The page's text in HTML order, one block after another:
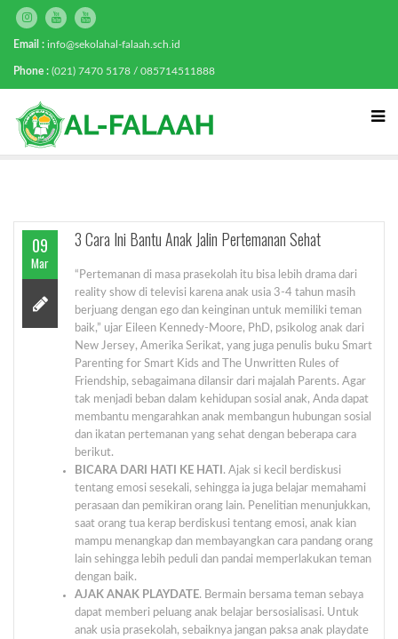
Email : info@sekolahal-falaah.sch.id
Phone : (021) 7470 5178 / 085714511888
09
Mar
3 Cara Ini Bantu Anak Jalin Pertemanan Sehat
“Pertemanan di masa prasekolah itu bisa lebih drama dari
reality show di televisi karena anak usia 3-4 tahun masih
berjuang dengan ego dan keinginan untuk memiliki teman
baik,” ujar Eileen Kennedy-Moore, PhD, psikolog anak dari
New Jersey, Amerika Serikat, yang juga penulis buku Smart
Parenting for Smart Kids and The Unwritten Rules of
Friendship, sebagaimana dilansir dari majalah Parents. Agar
tak menjadi beban dalam kehidupan sosial anak, Anda dapat
membantu mengarahkan anak membangun hubungan sosial
dan ikatan pertemanan yang sehat dengan beberapa cara
berikut.
BICARA DARI HATI KE HATI . Ajak si kecil berdiskusi
tentang emosi sesekali, sehingga ia juga belajar memahami
perasaan dan pemikiran orang lain. Penelitian menunjukkan,
saat orang tua kerap berdiskusi tentang emosi, anak kian
mampu menangkap dan membayangkan cara pandang orang
lain sehingga lebih peduli dan pandai memperlakukan teman
dengan baik.
AJAK ANAK PLAYDATE. Bermain bersama teman sebaya
dapat memberi peluang anak belajar bersosialisasi. Untuk
anak usia prasekolah, sebaiknya jangan paksa anak playdate